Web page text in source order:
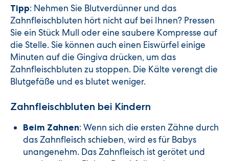
Tipp: Nehmen Sie Blutverdünner und das
Zahnfleischbluten hört nicht auf bei Ihnen? Pressen
Sie ein Stück Mull oder eine saubere Kompresse auf
die Stelle. Sie können auch einen Eiswürfel einige
Minuten auf die Gingiva drücken, um das
Zahnfleischbluten zu stoppen. Die Kälte verengt die
Blutgefäße und es blutet weniger.
Zahnfleischbluten bei Kindern
Beim Zahnen: Wenn sich die ersten Zähne durch
das Zahnfleisch schieben, wird es für Babys
unangenehm. Das Zahnfleisch ist gerötet und